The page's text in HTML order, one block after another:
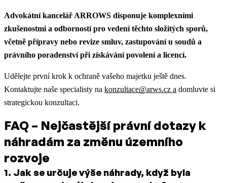
Advokátní kancelář ARROWS disponuje komplexními
zkušenostmi a odborností pro vedení těchto složitých sporů,
včetně přípravy nebo revize smluv, zastupování u soudů a
právního poradenství při získávání povolení a licencí.
Udělejte první krok k ochraně vašeho majetku ještě dnes.
Kontaktujte naše specialisty na konzultace@arws.cz a domluvte si
strategickou konzultaci.
FAQ – Nejčastější právní dotazy k
náhradám za změnu územního
rozvoje
1. Jak se určuje výše náhrady, když byla